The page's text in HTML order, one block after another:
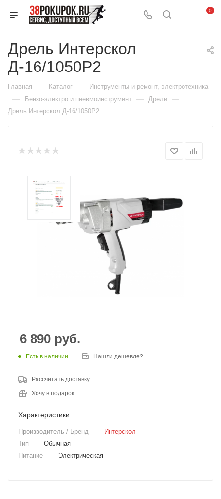
0
Дрель Интерскол
Д-16/1050Р2
Главная — Каталог — Инструменты и ремонт, электротехника
— Бензо-электро и пневмоинструмент — Дрели —
Дрель Интерскол Д-16/1050Р2
6 890 руб.
Есть в наличии Нашли дешевле?
Рассчитать доставку
Хочу в подарок
Характеристики
Производитель / Бренд —
Интерскол
Тип
— Обычная
Питание — Электрическая